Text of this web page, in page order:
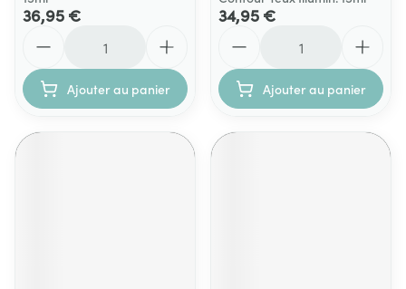
36,95 €
Ajouter au panier
34,95 €
Ajouter au panier